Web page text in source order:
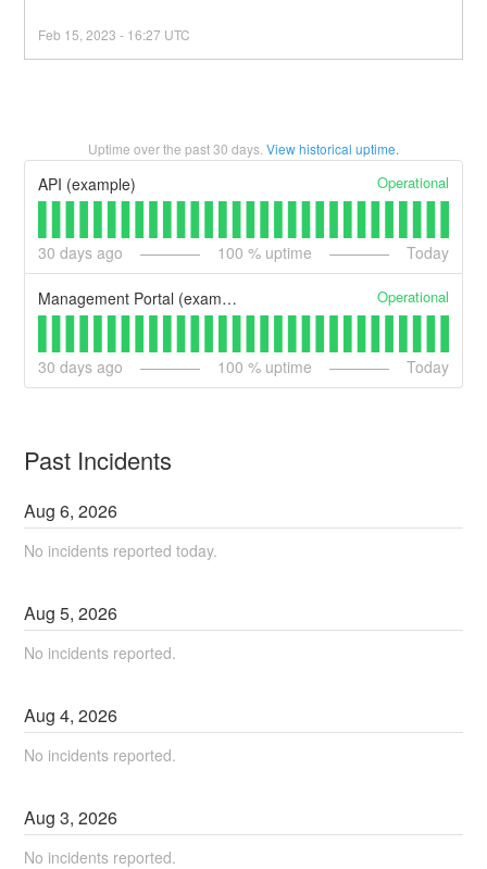
Feb 15 ,2023 - 16:27 UTC
Uptime over the past30 days. View historical uptime.
API (example) Operational
30 days ago 100 % uptime Today
Management Portal (example) Operational
30 days ago 100 % uptime Today
Past Incidents
Aug6,2026
No incidents reported today.
Aug5,2026
No incidents reported.
Aug4,2026
No incidents reported.
Aug3,2026
No incidents reported.